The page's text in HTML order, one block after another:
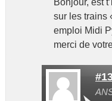
sur les trains
emploi Midi
merci de